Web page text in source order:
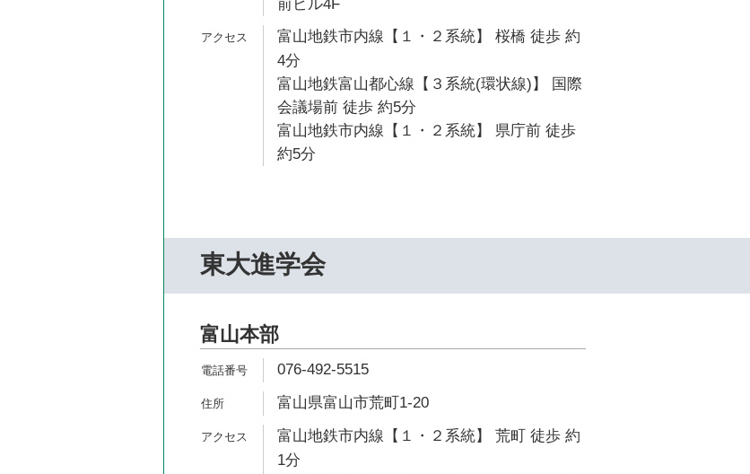
前ビル4F
富山地鉄市内線【１・２系統】 桜橋 徒歩 約
4分
富山地鉄富山都心線【３系統(環状線)】 国際
会議場前 徒歩 約5分
富山地鉄市内線【１・２系統】 県庁前 徒歩
約5分
東大進学会
富山本部
076-492-5515
富山県富山市荒町1-20
富山地鉄市内線【１・２系統】 荒町 徒歩 約
1分